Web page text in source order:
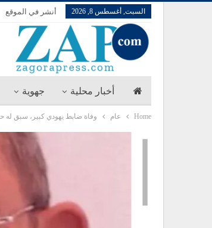
السبت, أغسطس 8, 2026 أنشر في الموقع
أخبار محلية جهوية
Home عام وفاة ضابط يهودي كبير، سبق له